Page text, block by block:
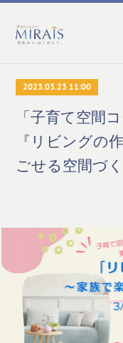
2023.03.23 11:00
「子育て空間
『リビングの
ごせる空間づ